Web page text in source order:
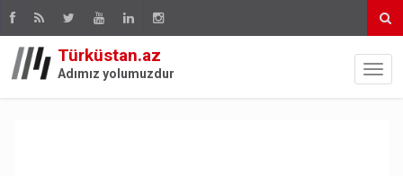
Türküstan.az
Adımız yolumuzdur